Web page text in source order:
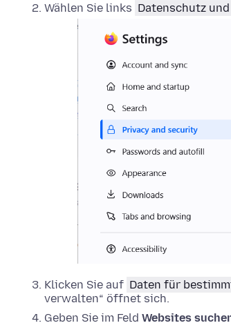
Wählen Sie links Datenschutz
Klicken Sie auf Daten für
verwalten“ öffnet sich.
Geben Sie im Feld Websites